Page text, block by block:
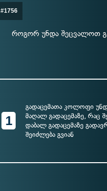
#1756
როგორ უნდა შეცვალოთ
1
გადაცემათა კოლოფი
მაღალ გადაცემაზე, რაც
დაბალ გადაცემაზე
შეიძლება გვიან